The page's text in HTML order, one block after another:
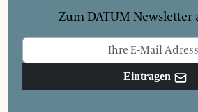
Zum DATUM Newsletter
Eintragen